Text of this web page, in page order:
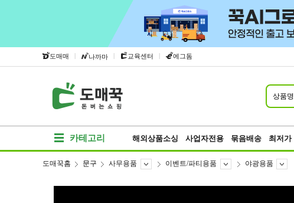
도매매 | 나까마 | 교육센터 | 에그돔
상품명
카테고리 해외상품소싱 사업자전용 묶음배송 최저가
도매꾹홈 문구 사무용품 이벤트/파티용품 야광용품